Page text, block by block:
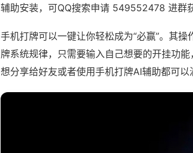
辅助安装，可QQ搜索申请 549552478 进群
手机打牌可以一键让你轻松成为“必赢”。其
牌系统规律，只需要输入自己想要的开挂功
想分享给好友或者使用手机打牌AI辅助都可以